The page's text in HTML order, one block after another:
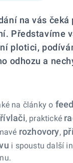
na vás čeká
Představíme
plotici,
odhozu a
na články o
, praktické
rozhovory,
i spoustu další